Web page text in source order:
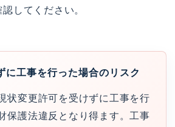
してください。
に工事を行った場合のリスク
状変更許可を受けずに工事を行
保護法違反となり得ます。工事